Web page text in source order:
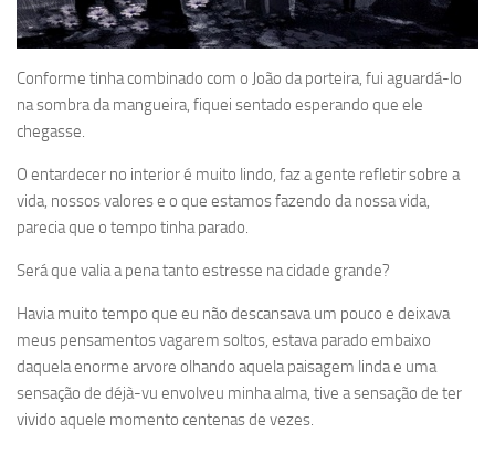
Conforme tinha combinado com o João da porteira, fui aguardá-lo
na sombra da mangueira, fiquei sentado esperando que ele
chegasse.
O entardecer no interior é muito lindo, faz a gente refletir sobre a
vida, nossos valores e o que estamos fazendo da nossa vida,
parecia que o tempo tinha parado.
Será que valia a pena tanto estresse na cidade grande?
Havia muito tempo que eu não descansava um pouco e deixava
meus pensamentos vagarem soltos, estava parado embaixo
daquela enorme arvore olhando aquela paisagem linda e uma
sensação de déjà-vu envolveu minha alma, tive a sensação de ter
vivido aquele momento centenas de vezes.